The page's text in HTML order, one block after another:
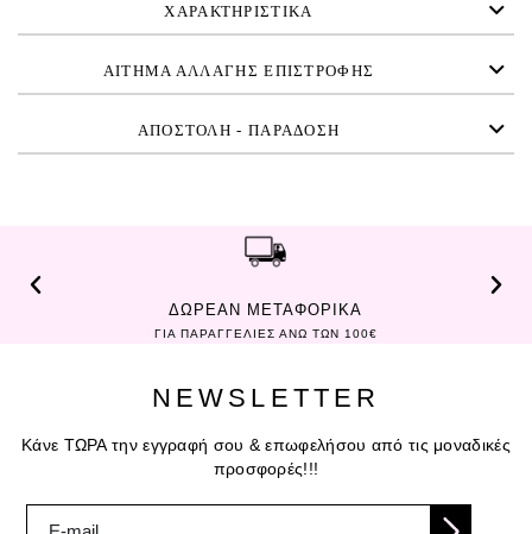
ΧΑΡΑΚΤΗΡΙΣΤΙΚΑ
ΑΙΤΗΜΑ ΑΛΛΑΓΗΣ ΕΠΙΣΤΡΟΦΗΣ
ΑΠΟΣΤΟΛΗ - ΠΑΡΑΔΟΣΗ
ΔΩΡΕΑΝ ΜΕΤΑΦΟΡΙΚΑ
ΓΙΑ ΠΑΡΑΓΓΕΛΙΕΣ ΑΝΩ ΤΩΝ 100€
NEWSLETTER
Κάνε ΤΩΡΑ την εγγραφή σου & επωφελήσου από τις μοναδικές
προσφορές!!!